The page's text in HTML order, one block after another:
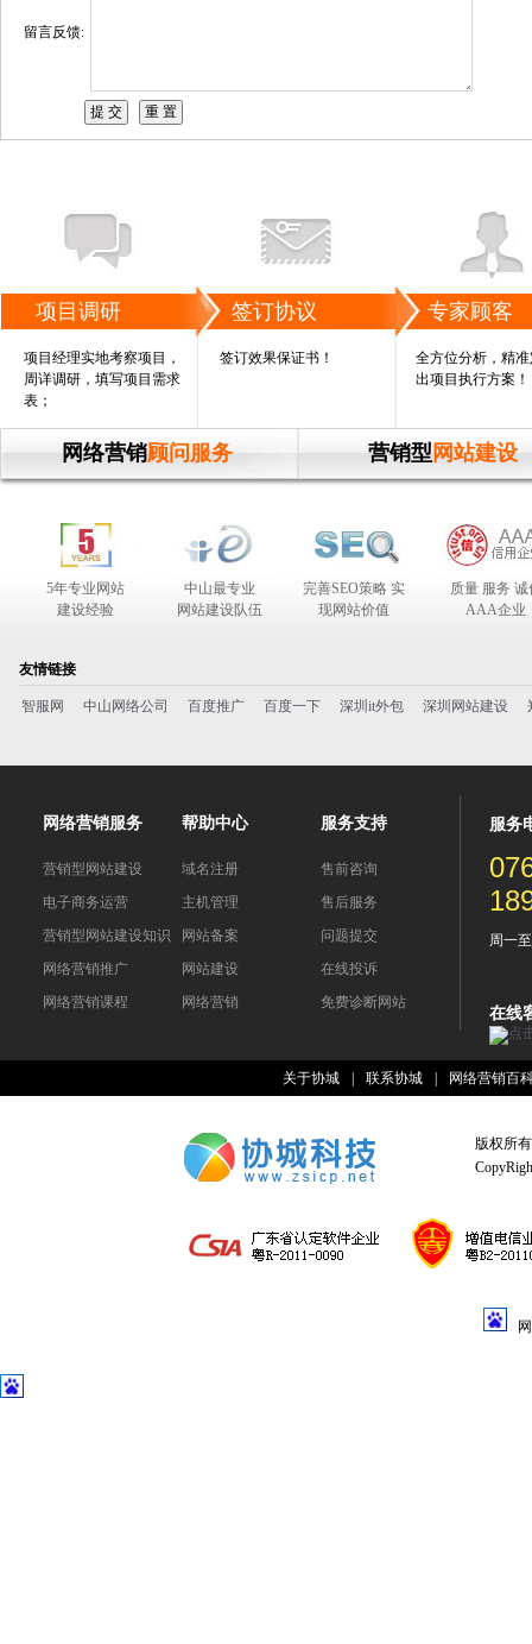
留言反馈:
项目调研
项目经理实地考察项目，
周详调研，填写项目需求
表；
签订协议
签订效果保证书！
专家顾客
全方位分析，精
出项目执行方案！
网络营销顾问服务 营销型 网站建设
5年专业网站
建设经验
中山最专业
网站建设队伍
完善SEO策略 实
现网站价值
质量 服务 诚
AAA企业
友情链接
智服网 中山网络公司 百度推广 百度一下 深圳it外包 深圳网站建设
网络营销服务
营销型网站建设
电子商务运营
营销型网站建设知识
网络营销推广
网络营销课程
帮助中心
域名注册
主机管理
网站备案
网站建设
网络营销
服务支持
售前咨询
售后服务
问题提交
在线投诉
免费诊断网站
服务
周一
在线
关于协城 联系协城 网络营销百
版权所